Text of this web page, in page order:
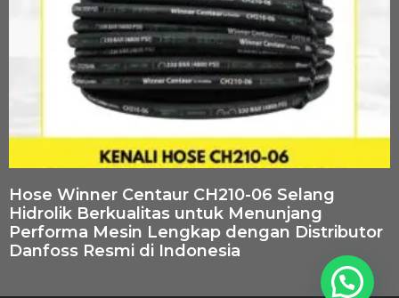
Hose Winner Centaur CH210-06 Selang
Hidrolik Berkualitas untuk Menunjang
Performa Mesin Lengkap dengan Distributor
Danfoss Resmi di Indonesia